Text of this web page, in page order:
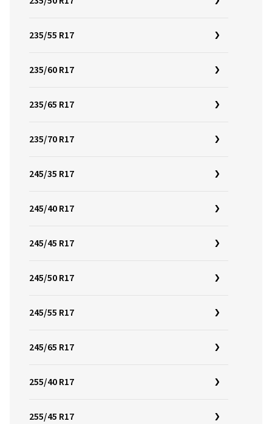
235/55 R17
235/60 R17
235/65 R17
235/70 R17
245/35 R17
245/40 R17
245/45 R17
245/50 R17
245/55 R17
245/65 R17
255/40 R17
255/45 R17